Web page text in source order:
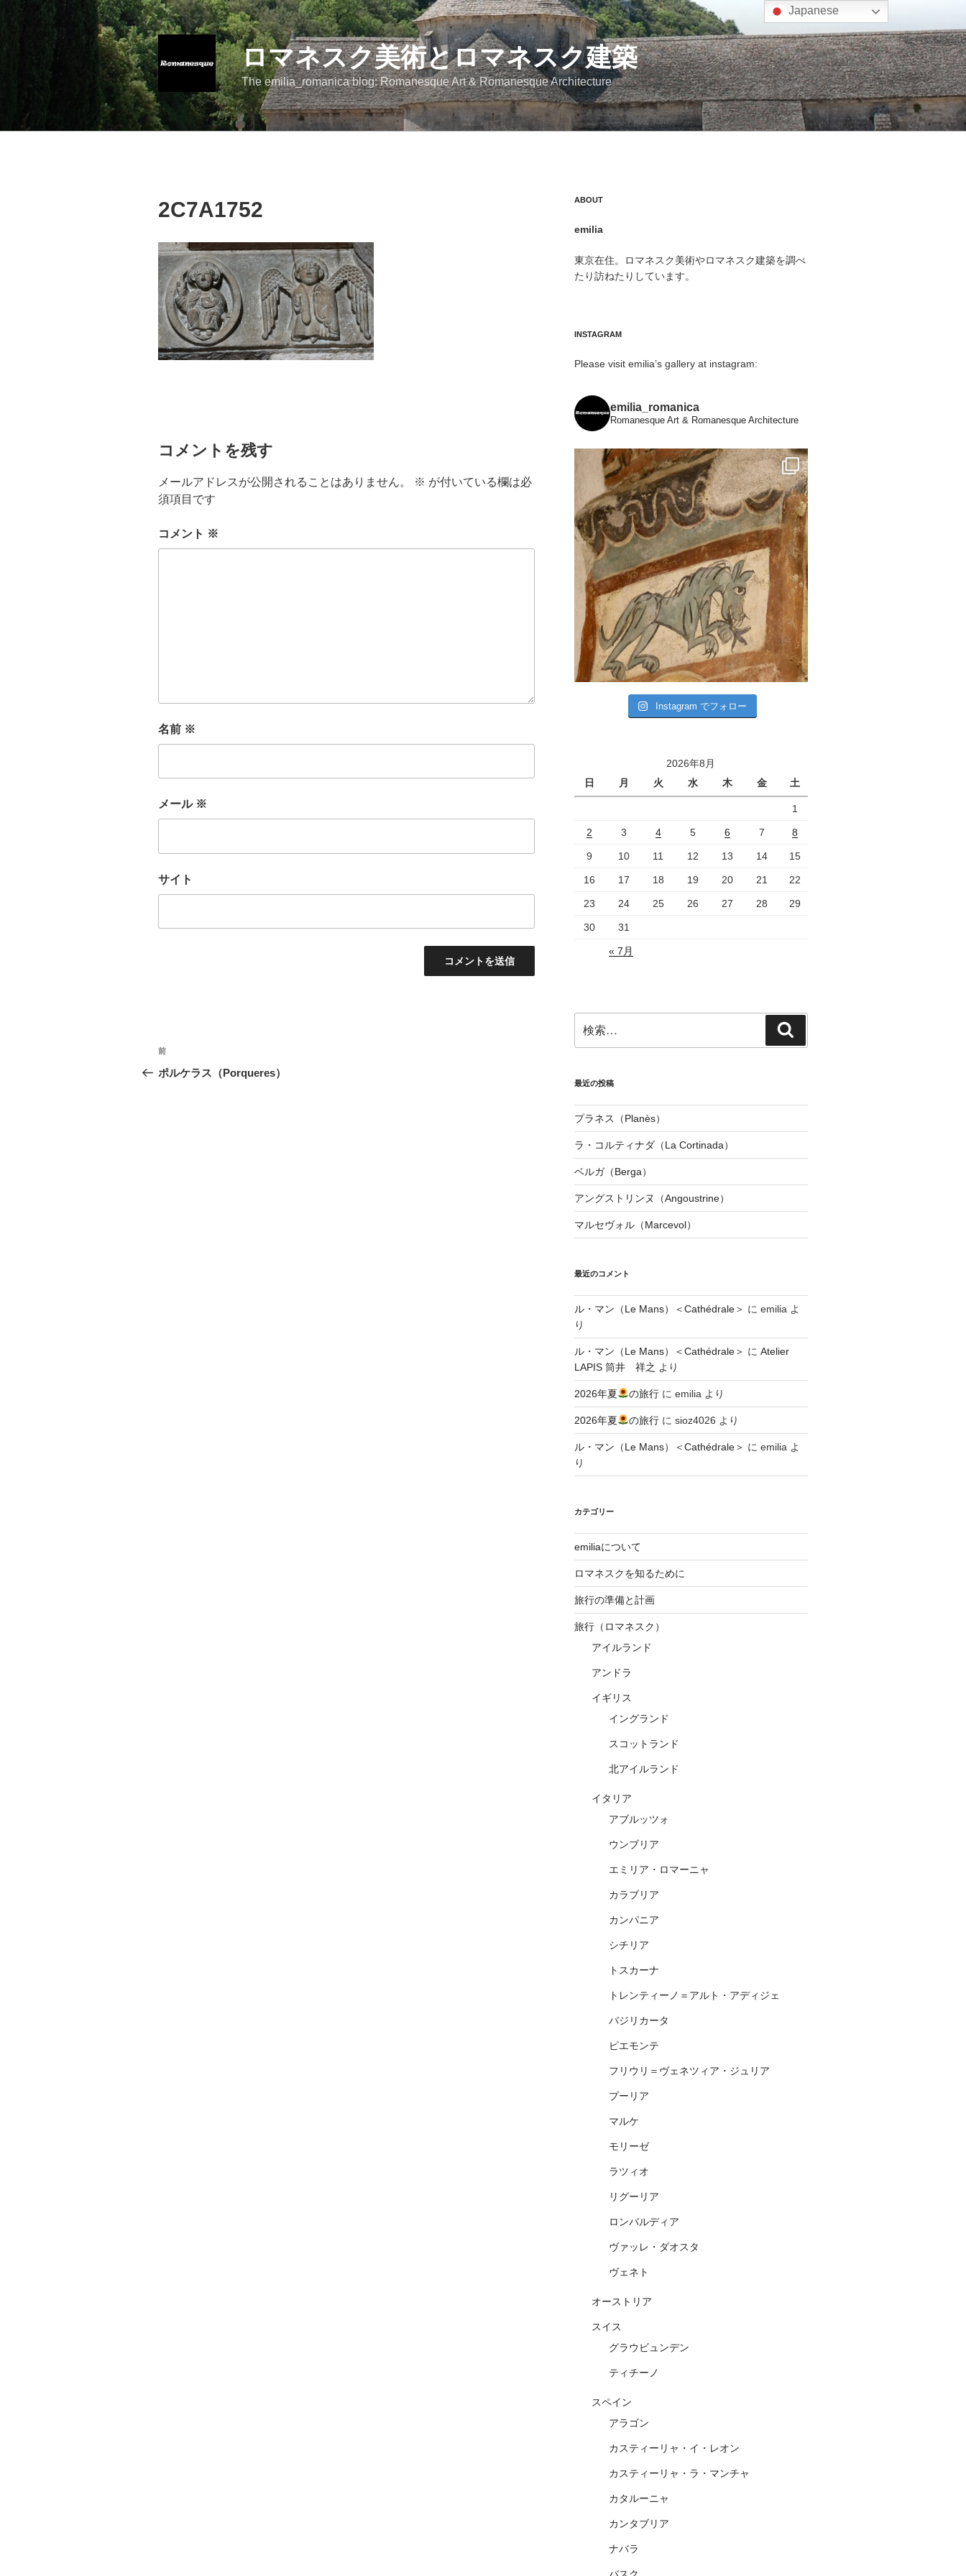
キ
ロマネスク美術とロマネスク建築
The emilia_romanica blog: Romanesque Art & Romanesque Architecture
2C7A1752
コメントを残す
メールアドレスが公開されることはありません。 ※ が付いている欄は必
須項目です
コメント ※
名前 ※
メール ※
サイト
投
稿
前
の
前
ポルケラス（Porqueres）
ABOUT
emilia
東京在住。ロマネスク美術やロマネスク建築を調べ
たり訪ねたりしています。
INSTAGRAM
Please visit emilia’s gallery at instagram:
emilia_romanica
Romanesque Art & Romanesque Architecture
Instagram でフォロー
2026年8月
日
月 火 水 木 金 土
1
2 3 4 5 6 7 8
9 10 11 12 13 14 15
16 17 18 19 20 21 22
23 24 25 26 27 28 29
30 31
« 7月
索:
索
最近の投稿
プラネス（Planès）
ラ・コルティナダ（La Cortinada）
ベルガ（Berga）
アングストリンヌ（Angoustrine）
マルセヴォル（Marcevol）
最近のコメント
ル・マン（Le Mans）＜Cathédrale＞ に emilia よ
り
ル・マン（Le Mans）＜Cathédrale＞ に Atelier
LAPIS 筒井 祥之 より
2026年夏 の旅行に emilia より
2026年夏 の旅行に sioz4026 より
ル・マン（Le Mans）＜Cathédrale＞ に emilia よ
り
カテゴリー
emiliaについて
ロマネスクを知るために
旅行の準備と計画
旅行（ロマネスク）
アイルランド
アンドラ
イギリス
イングランド
スコットランド
北アイルランド
イタリア
アブルッツォ
ウンブリア
エミリア・ロマーニャ
カラブリア
カンパニア
シチリア
トスカーナ
トレンティーノ＝アルト・アディジェ
バジリカータ
ピエモンテ
フリウリ＝ヴェネツィア・ジュリア
プーリア
マルケ
モリーゼ
ラツィオ
リグーリア
ロンバルディア
ヴァッレ・ダオスタ
ヴェネト
オーストリア
スイス
グラウビュンデン
ティチーノ
スペイン
アラゴン
カスティーリャ・イ・レオン
カスティーリャ・ラ・マンチャ
カタルーニャ
カンタブリア
ナバラ
Japanese